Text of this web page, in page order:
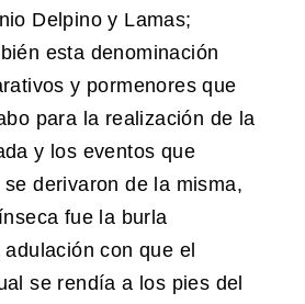
Delpino y Lamas;
esta denominación
y pormenores que
para la realización de la
y los eventos que
derivaron de la misma,
fue la burla
con que el
se rendía a los pies del